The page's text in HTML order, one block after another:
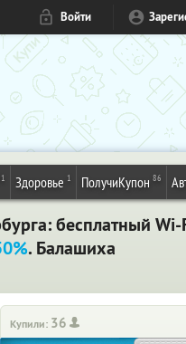
Войти
Здоровье 1 ПолучиКупон 86
бесплатный
. Балашиха
Купили: 36